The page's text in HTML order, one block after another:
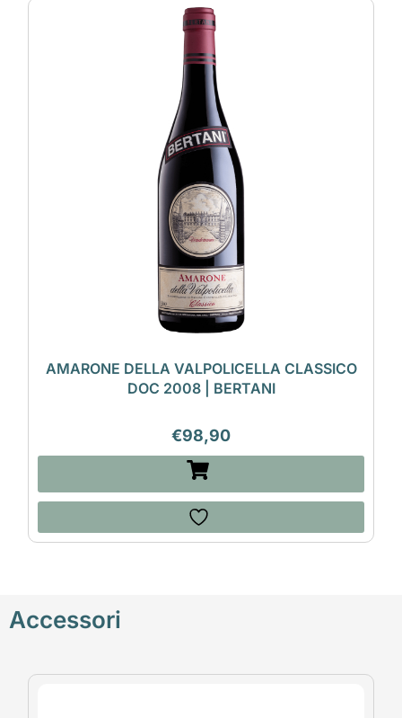
AMARONE DELLA VALPOLICELLA CLASSICO
DOC 2008 | BERTANI
€98,90
Accessori